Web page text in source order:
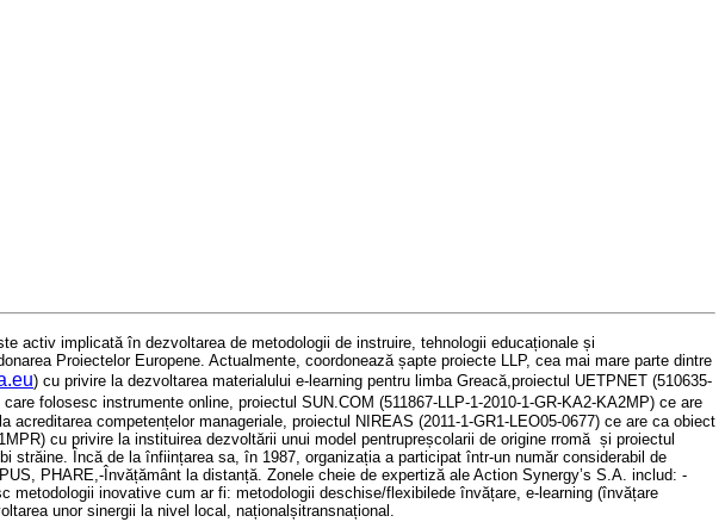
activ implicată în dezvoltarea de metodologii de instruire, tehnologii educaționale și
Proiectelor Europene. Actualmente, coordonează șapte proiecte LLP, cea mai mare parte dintre
) cu privire la dezvoltarea materialului e-learning pentru limba Greacă,proiectul UETPNET (510635-
folosesc instrumente online, proiectul SUN.COM (511867-LLP-1-2010-1-GR-KA2-KA2MP) ce are
acreditarea competențelormanageriale, proiectul NIREAS (2011-1-GR1-LEO05-0677) ce are ca obiect
cu privire la instituirea dezvoltării unui model pentrupreșcolarii de origine rromă și proiectul
străine. Încă de la înființarea sa, în 1987, organizația a participat într-un număr considerabil de
PHARE,- Învățământ la distanță. Zonele cheie de expertiză ale Action Synergy’s S.A. includ: -
metodologii inovative cum ar fi: metodologii deschise/flexibilede învățare, e-learning (învățare
unor sinergii la nivel local, naționalșitransnațional .